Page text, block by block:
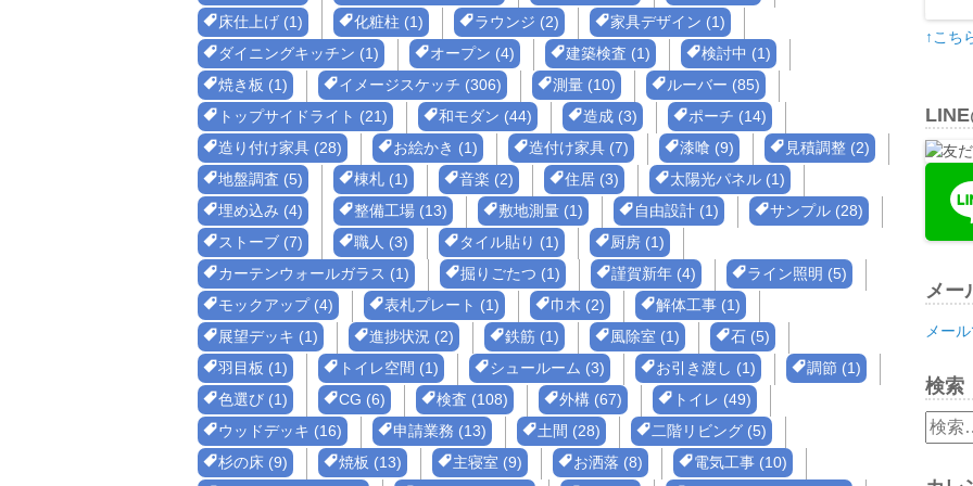
床仕上げ (1) 化粧柱 (1) ラウンジ (2)
家具デザイン (1)
ダイニングキッチン (1)
オープン (4) 建築検査 (1)
検討中 (1)
焼き板 (1)
イメージスケッチ (306) 測量 (10)
ルーバー (85)
トップサイドライト (21)
和モダン (44) 造成 (3)
ポーチ (14)
造り付け家具 (28)
お絵かき (1) 造付け家具 (7) 漆喰 (9)
見積調整 (2)
地盤調査 (5)
棟札 (1) 音楽 (2) 住居 (3)
太陽光パネル (1)
埋め込み (4)
整備工場 (13) 敷地測量 (1) 自由設計 (1)
サンプル (28)
ストーブ (7)
職人 (3) タイル貼り (1)
厨房 (1)
カーテンウォールガラス (1)
掘りごたつ (1) 謹賀新年 (4)
ライン照明 (5)
モックアップ (4)
表札プレート (1) 巾木 (2)
解体工事 (1)
展望デッキ (1)
進捗状況 (2) 鉄筋 (1) 風除室 (1)
石 (5)
羽目板 (1)
トイレ空間 (1) シュールーム (3) お引き渡し (1)
調節 (1)
色選び (1)
CG (6) 検査 (108) 外構 (67)
トイレ (49)
ウッドデッキ (16)
申請業務 (13) 土間 (28)
二階リビング (5)
杉の床 (9)
焼板 (13) 主寝室 (9) お洒落 (8)
電気工事 (10)
↑こち
メー
メー
検索
検
索: